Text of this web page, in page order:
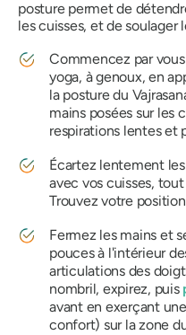
posture permet de
les cuisses, et de soulager
Commencez par
yoga, à genoux, en
la posture du
mains posées sur les
respirations lentes et
Écartez lentement
avec vos cuisses,
Trouvez votre
Fermez les mains et
pouces à l'intérieur
articulations des
nombril, expirez, puis
avant en exerçant
confort) sur la zone